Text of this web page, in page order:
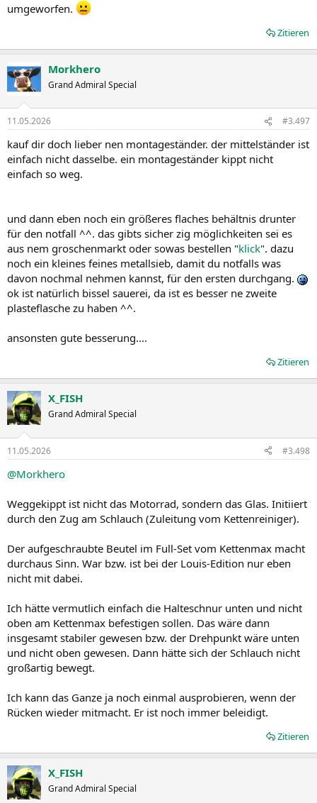
umgeworfen.
Zitieren
Morkhero
Grand Admiral Special
11.05.2026 #3.497
kauf dir doch lieber nen montageständer. der mittelständer ist
einfach nicht dasselbe. ein montageständer kippt nicht
einfach so weg.
und dann eben noch ein größeres flaches behältnis drunter
für den notfall ^^. das gibts sicher zig möglichkeiten sei es
aus nem groschenmarkt oder sowas bestellen "klick". dazu
noch ein kleines feines metallsieb, damit du notfalls was
davon nochmal nehmen kannst, für den ersten durchgang.
ok ist natürlich bissel sauerei, da ist es besser ne zweite
plasteflasche zu haben ^^.
ansonsten gute besserung....
Zitieren
X_FISH
Grand Admiral Special
11.05.2026 #3.498
@Morkhero
Weggekippt ist nicht das Motorrad, sondern das Glas. Initiiert
durch den Zug am Schlauch (Zuleitung vom Kettenreiniger).
Der aufgeschraubte Beutel im Full-Set vom Kettenmax macht
durchaus Sinn. War bzw. ist bei der Louis-Edition nur eben
nicht mit dabei.
Ich hätte vermutlich einfach die Halteschnur unten und nicht
oben am Kettenmax befestigen sollen. Das wäre dann
insgesamt stabiler gewesen bzw. der Drehpunkt wäre unten
und nicht oben gewesen. Dann hätte sich der Schlauch nicht
großartig bewegt.
Ich kann das Ganze ja noch einmal ausprobieren, wenn der
Rücken wieder mitmacht. Er ist noch immer beleidigt.
Zitieren
X_FISH
Grand Admiral Special